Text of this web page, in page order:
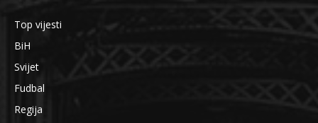
Top vijesti
BiH
Svijet
Fudbal
Regija